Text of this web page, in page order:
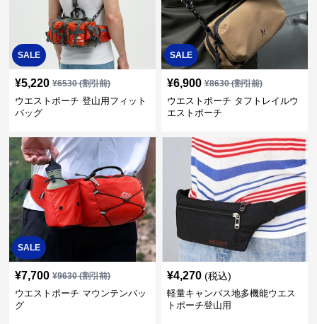
SALE
¥5,220 ¥6530(割引前)
ウエストポーチ 登山用フィット
バッグ
SALE
¥6,900 ¥8630(割引前)
ウエストポーチ タフトレイルウ
エストポーチ
SALE
¥7,700 ¥9630(割引前)
ウエストポーチ マウンテンバッ
グ
¥4,270 (税込)
軽量キャンバス地多機能ウエス
トポーチ登山用